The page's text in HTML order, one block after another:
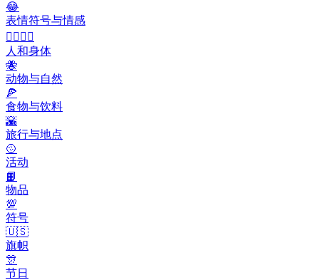
😂
表情符号与情感
👩‍❤️‍💋‍👨
人和身体
🐝
动物与自然
🍕
食物与饮料
🌇
旅行与地点
🥎
活动
📙
物品
💯
符号
🇺🇸
旗帜
🎊
节日